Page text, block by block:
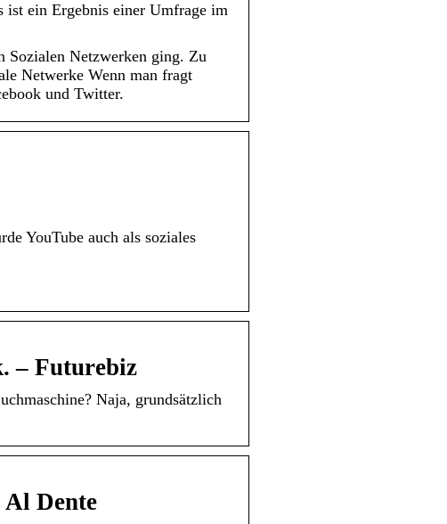
ein Ergebnis einer Umfrage im
Sozialen Netzwerken ging. Zu
Netwerke Wenn man fragt
und Twitter.
YouTube auch als soziales
– Futurebiz
Naja, grundsätzlich
Al Dente